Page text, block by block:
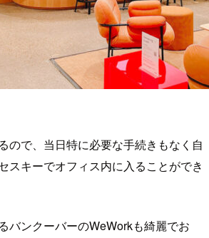
ので、当日特に必要な手続きもなく自
スキーでオフィス内に入ることができ
バンクーバーのWeWorkも綺麗でお